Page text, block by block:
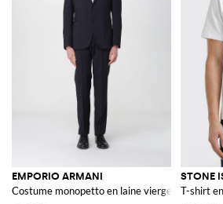
EMPORIO ARMANI
Costume monopetto en laine vierge
STONE
T-shirt